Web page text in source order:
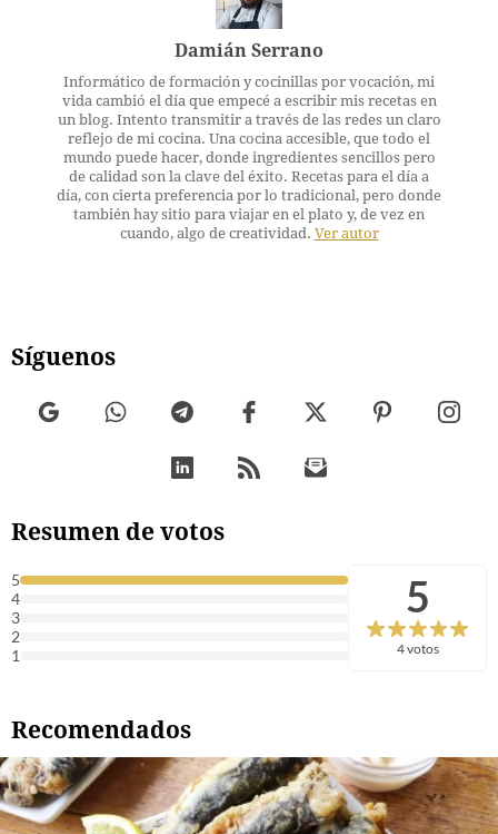
Damián Serrano
Informático de formación y cocinillas por vocación, mi
vida cambió el día que empecé a escribir mis recetas en
un blog. Intento transmitir a través de las redes un claro
reflejo de mi cocina. Una cocina accesible, que todo el
mundo puede hacer, donde ingredientes sencillos pero
de calidad son la clave del éxito. Recetas para el día a
día, con cierta preferencia por lo tradicional, pero donde
también hay sitio para viajar en el plato y, de vez en
cuando, algo de creatividad. Ver autor
Síguenos
Resumen de votos
5
4
3
2
1
5
4 votos
Recomendados